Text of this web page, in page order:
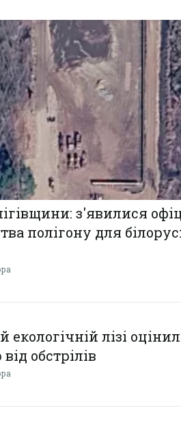
з'явилися
полігону для
екологічній лізі
обстрілів